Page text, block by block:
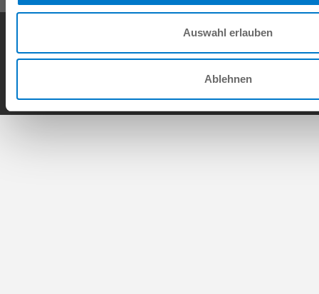
Auswahl erlauben
Ablehnen
Protection des données
Mentions légales